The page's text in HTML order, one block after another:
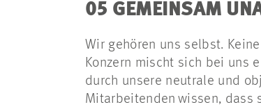
05 GEMEINSAM
Wir gehören uns selbst.
Konzern mischt sich bei uns
durch unsere neutrale und
Mitarbeitenden wissen, dass